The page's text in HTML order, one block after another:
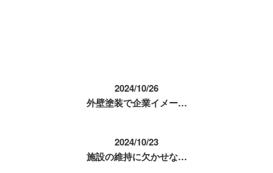
2024/10/26
外壁塗装で企業イメー…
2024/10/23
施設の維持に欠かせな…